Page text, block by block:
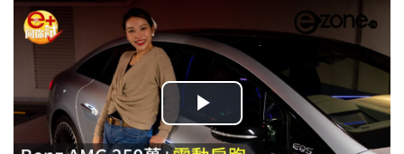
播